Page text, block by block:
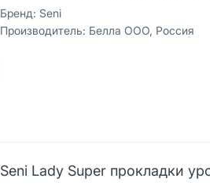
Бренд: Seni
Производитель: Белла ООО, Россия
Seni Lady Super прокладки